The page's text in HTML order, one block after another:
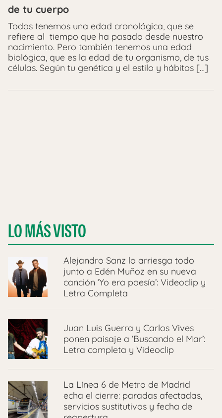
de tu cuerpo
Todos tenemos una edad cronológica, que se
refiere al tiempo que ha pasado desde nuestro
nacimiento. Pero también tenemos una edad
biológica, que es la edad de tu organismo, de tus
células. Según tu genética y el estilo y hábitos […]
LO MÁS VISTO
Alejandro Sanz lo arriesga todo
junto a Edén Muñoz en su nueva
canción ‘Yo era poesía’: Videoclip y
Letra Completa
Juan Luis Guerra y Carlos Vives
ponen paisaje a ‘Buscando el Mar’:
Letra completa y Videoclip
La Línea 6 de Metro de Madrid
echa el cierre: paradas afectadas,
servicios sustitutivos y fecha de